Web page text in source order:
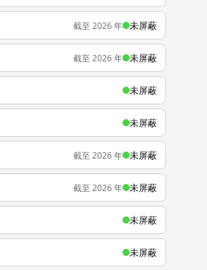
截至 2026 年 未屏蔽
截至 2026 年 未屏蔽
未屏蔽
未屏蔽
截至 2026 年 未屏蔽
截至 2026 年 未屏蔽
未屏蔽
未屏蔽